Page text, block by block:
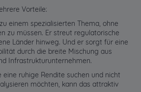
Vorteile:
einem spezialisierten Thema, ohne
zu müssen. Er streut regulatorische
Länder hinweg. Und er sorgt für eine
durch die breite Mischung aus
Infrastrukturunternehmen.
eine ruhige Rendite suchen und nicht
möchten, kann das attraktiv